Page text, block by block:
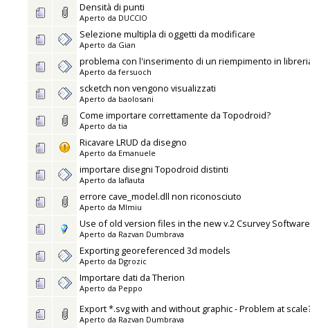
Densità di punti
Aperto da DUCCIO
Selezione multipla di oggetti da modificare
Aperto da Gian
problema con l'inserimento di un riempimento in
Aperto da fersuoch
scketch non vengono visualizzati
Aperto da baolosani
Come importare correttamente da Topodroid?
Aperto da tia
Ricavare LRUD da disegno
Aperto da Emanuele
importare disegni Topodroid distinti
Aperto da laflauta
errore cave_model.dll non riconosciuto
Aperto da MImiu
Use of old version files in the new v.2 Csurvey Software
Aperto da Razvan Dumbrava
Exporting georeferenced 3d models
Aperto da Dgrozic
Importare dati da Therion
Aperto da Peppo
Export *.svg with and without graphic - Problem at
Aperto da Razvan Dumbrava